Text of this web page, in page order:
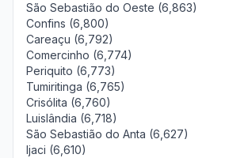
São Sebastião do Oeste (6,863)
Confins (6,800)
Careaçu (6,792)
Comercinho (6,774)
Periquito (6,773)
Tumiritinga (6,765)
Crisólita (6,760)
Luislândia (6,718)
São Sebastião do Anta (6,627)
Ijaci (6,610)